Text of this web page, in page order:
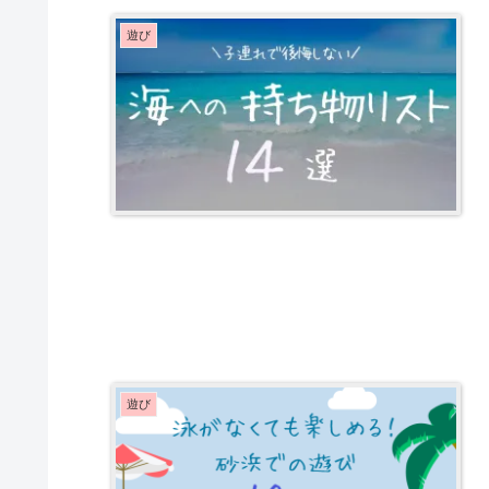
遊び
遊び